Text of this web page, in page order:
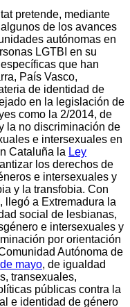
pretende, mediante
de los avances
autónomas en
LGTBI en su
que han
País Vasco,
de identidad de
en la legislación de
como la 2/2014, de
la no discriminación de
e intersexuales en
Cataluña la Ley
los derechos de
e intersexuales y
y la transfobia. Con
llegó a Extremadura la
social de lesbianas,
e intersexuales y
por orientación
Autónoma de
mayo, de igualdad
transexuales,
públicas contra la
e identidad de género